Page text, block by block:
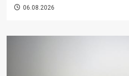
06.08.2026